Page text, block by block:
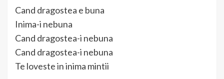
Cand dragostea e buna
Inima-i nebuna
Cand dragostea-i nebuna
Cand dragostea-i nebuna
Te loveste in inima mintii